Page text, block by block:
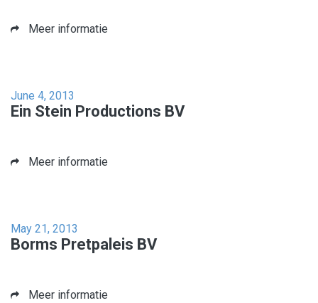
Meer informatie
June 4, 2013
Ein Stein Productions BV
Meer informatie
May 21, 2013
Borms Pretpaleis BV
Meer informatie